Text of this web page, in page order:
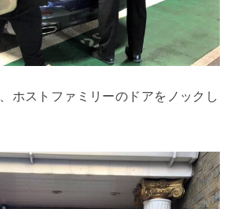
ホストファミリーのドアをノックし